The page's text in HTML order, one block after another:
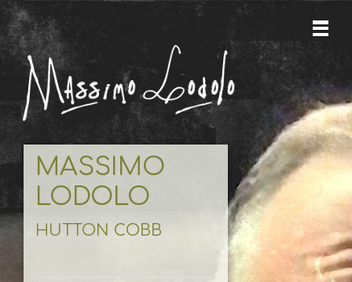
MASSIMO
LODOLO
HUTTON COBB